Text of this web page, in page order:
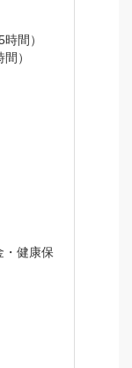
間）
）
・健康保